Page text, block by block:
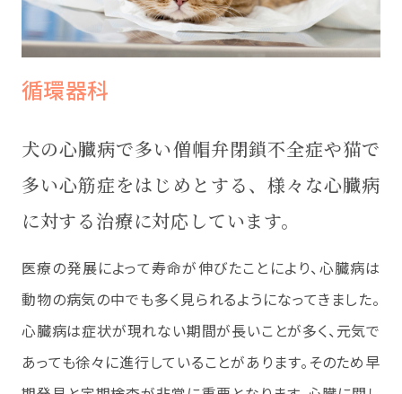
循環器科
犬の心臓病で多い僧帽弁閉鎖不全症や猫で
多い心筋症をはじめとする、様々な心臓病
に対する治療に対応しています。
医療の発展によって寿命が伸びたことにより、心臓病は
動物の病気の中でも多く見られるようになってきました。
心臓病は症状が現れない期間が長いことが多く、元気で
あっても徐々に進行していることがあります。そのため早